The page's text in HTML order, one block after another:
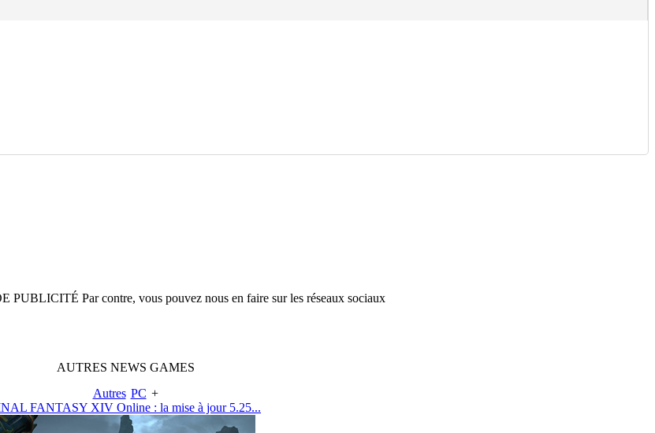
PUBLICITÉ Par contre, vous pouvez nous en faire sur les réseaux sociaux
AUTRES NEWS GAMES
Autres PC +
FANTASY XIV Online : la mise à jour 5.25...